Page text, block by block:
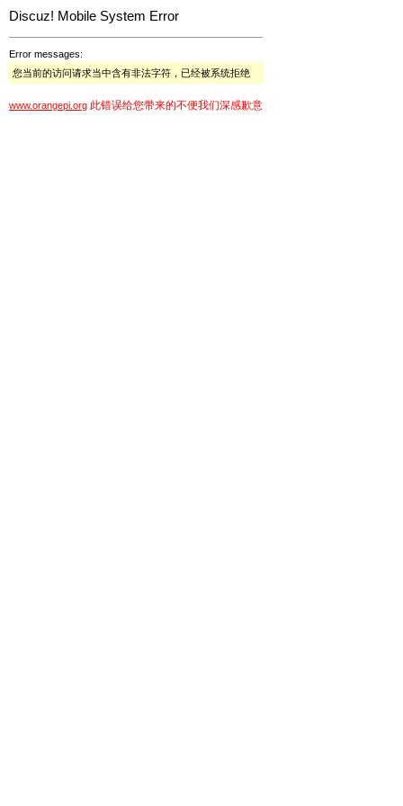
Discuz! Mobile System Error
Error messages:
您当前的访问请求当中含有非法字符，已经被系统拒绝
www.orangepi.org 此错误给您带来的不便我们深感歉意